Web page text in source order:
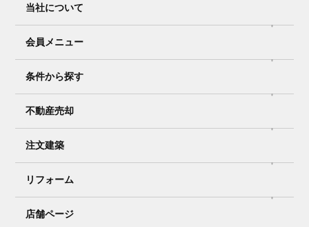
当社について
会員メニュー
条件から探す
不動産売却
注文建築
リフォーム
店舗ページ